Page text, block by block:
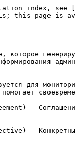
index,
this page is
которое
для
-